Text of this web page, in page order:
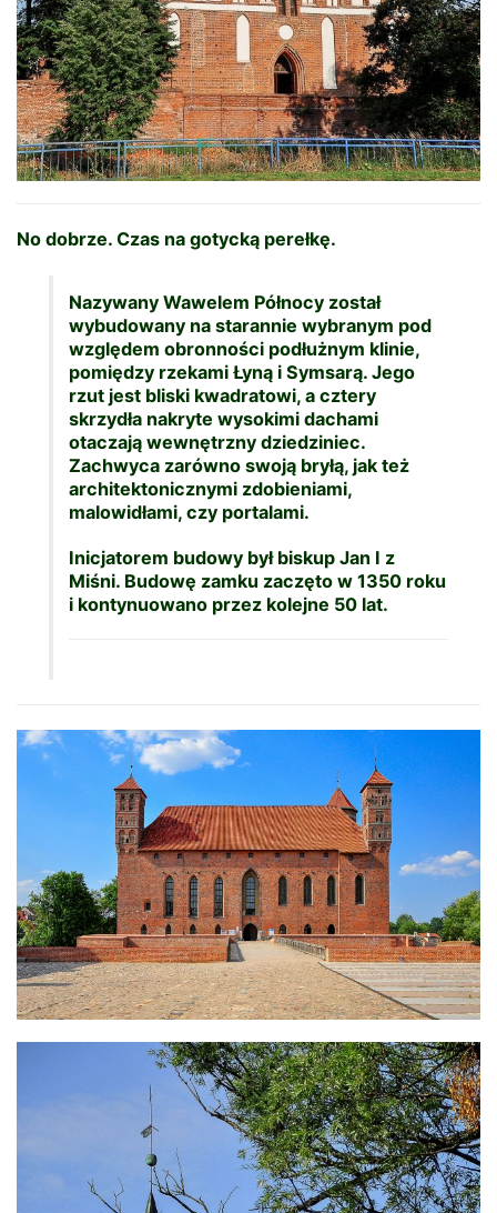
No dobrze. Czas na gotycką perełkę.
Nazywany Wawelem Północy został
wybudowany na starannie wybranym pod
względem obronności podłużnym klinie,
pomiędzy rzekami Łyną i Symsarą. Jego
rzut jest bliski kwadratowi, a cztery
skrzydła nakryte wysokimi dachami
otaczają wewnętrzny dziedziniec.
Zachwyca zarówno swoją bryłą, jak też
architektonicznymi zdobieniami,
malowidłami, czy portalami.
Inicjatorem budowy był biskup Jan I z
Miśni. Budowę zamku zaczęto w 1350 roku
i kontynuowano przez kolejne 50 lat.